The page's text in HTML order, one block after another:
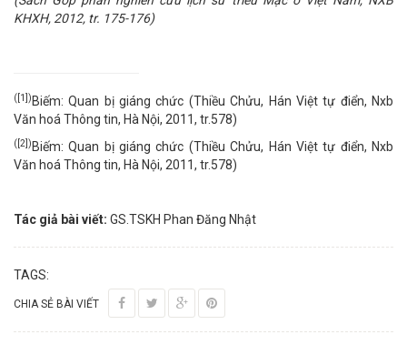
KHXH, 2012, tr. 175-176)
([1]) Biếm: Quan bị giáng chức (Thiều Chửu, Hán Việt tự điển, Nxb
Văn hoá Thông tin, Hà Nội, 2011, tr.578)
([2]) Biếm: Quan bị giáng chức (Thiều Chửu, Hán Việt tự điển, Nxb
Văn hoá Thông tin, Hà Nội, 2011, tr.578)
Tác giả bài viết: GS.TSKH Phan Đăng Nhật
TAGS:
CHIA SẺ BÀI VIẾT